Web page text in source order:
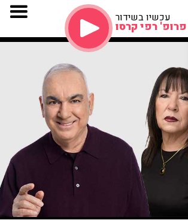
עכשיו בשידור
פרופ' רפי קרסו